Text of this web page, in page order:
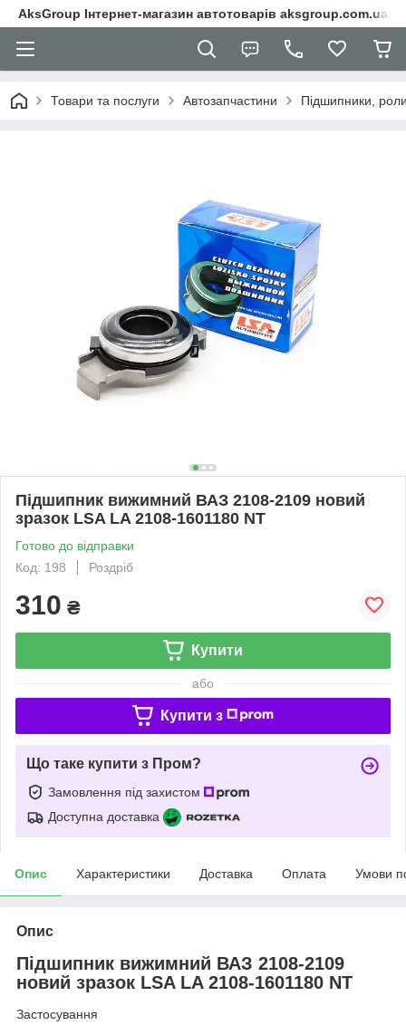
AksGroup Інтернет-магазин автотоварів aksgroup.com.ua
Товари та послуги Автозапчастини Підшипники,
Підшипник вижимний ВАЗ 2108-2109 новий
зразок LSA LA 2108-1601180 NT
Готово до відправки
Код: 198
Роздріб
310 ₴
Купити
або
Купити з
Що таке купити з Пром?
Замовлення під захистом
Доступна доставка
Опис Характеристики Доставка Оплата Умови
Опис
Підшипник вижимний ВАЗ 2108-2109
новий зразок LSA LA 2108-1601180 NT
Застосування